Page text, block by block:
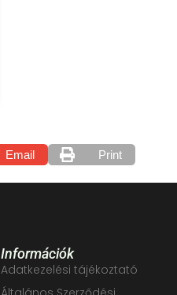
Email Print
Információk
Adatkezelési tájékoztató